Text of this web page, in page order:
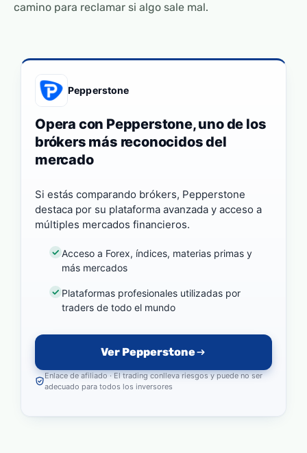
camino para reclamar si algo sale mal.
Pepperstone
Opera con Pepperstone, uno de los
brókers más reconocidos del
mercado
Si estás comparando brókers, Pepperstone
destaca por su plataforma avanzada y acceso a
múltiples mercados financieros.
Acceso a Forex, índices, materias primas y
más mercados
Plataformas profesionales utilizadas por
traders de todo el mundo
Ver Pepperstone
Enlace de afiliado · El trading conlleva riesgos y puede no ser
adecuado para todos los inversores